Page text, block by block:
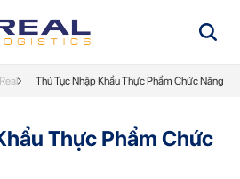
Thủ Tục Nhập Khẩu Thực Phẩm Chức Năng
Thực Phẩm Chức